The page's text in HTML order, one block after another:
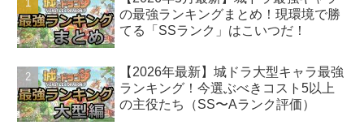
の最強ランキングまとめ！現環境で勝
てる「SSランク」はこいつだ！
【2026年最新】城ドラ大型キャラ最強
ランキング！今選ぶべきコスト5以上
の主役たち（SS〜Aランク評価）